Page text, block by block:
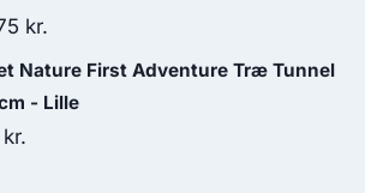
var:
41.25 kr..36.25 kr..
kr.
aktuelle
pris
Nature First Adventure Træ Tunnel
- Lille
kr.